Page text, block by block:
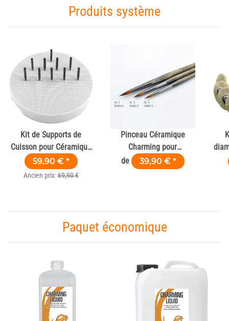
Produits système
Kit de Supports de
Cuisson pour Céramique
& Zircone
59,90 € *
Ancien prix:69,90 €
Pinceau Céramique
Charming pour
Technicien et Laboratoire
Dentaire
de 39,90 € *
Paquet économique